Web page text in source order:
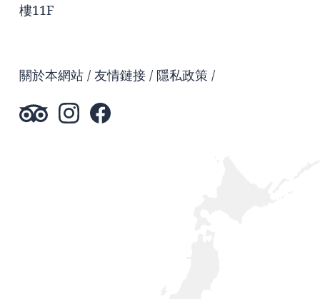
樓11F
關於本網站 友情鏈接 隱私政策